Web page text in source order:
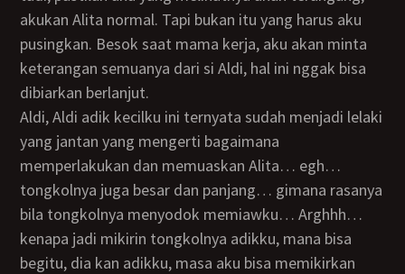
akukan Alita normal. Tapi bukan itu yang harus aku
pusingkan. Besok saat mama kerja, aku akan minta
keterangan semuanya dari si Aldi, hal ini nggak bisa
dibiarkan berlanjut.
Aldi, Aldi adik kecilku ini ternyata sudah menjadi lelaki
yang jantan yang mengerti bagaimana
memperlakukan dan memuaskan Alita… egh…
tongkolnya juga besar dan panjang… gimana rasanya
bila tongkolnya menyodok memiawku… Arghhh…
kenapa jadi mikirin tongkolnya adikku, mana bisa
begitu, dia kan adikku, masa aku bisa memikirkan